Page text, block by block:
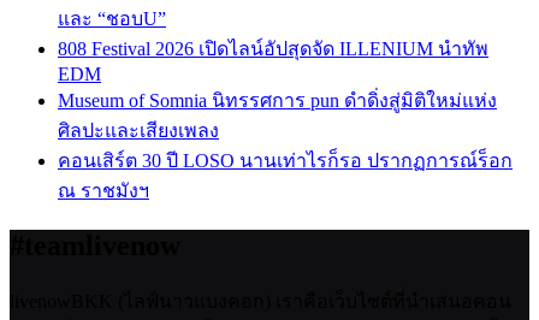
และ “ชอบU”
808 Festival 2026 เปิดไลน์อัปสุดจัด ILLENIUM นำทัพ
EDM
Museum of Somnia นิทรรศการ pun ดำดิ่งสู่มิติใหม่แห่ง
ศิลปะและเสียงเพลง
คอนเสิร์ต 30 ปี LOSO นานเท่าไรก็รอ ปรากฏการณ์ร็อก
ณ ราชมังฯ